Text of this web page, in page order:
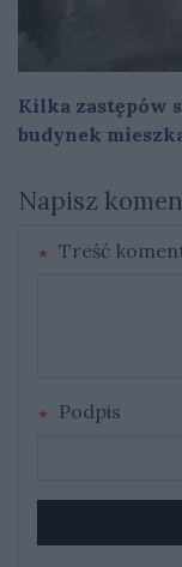
Kilka zastępów
budynek
Napisz
Treść
Podpis